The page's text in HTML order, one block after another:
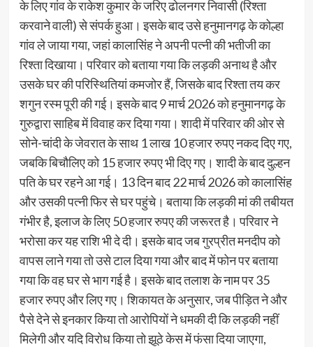
के लिए गांव के राकेश कुमार के जरिए ढोलनगर निवासी (रिश्ता
करवाने वाली) से संपर्क हुआ। इसके बाद उसे हनुमानगढ़ के कोल्हा
गांव ले जाया गया, जहां कालासिंह ने अपनी पत्नी की भतीजी का
रिश्ता दिखाया। परिवार को बताया गया कि लड़की अनाथ है और
उसके घर की परिस्थितियां कमजोर हैं, जिसके बाद रिश्ता तय कर
शगुन रस्म पूरी की गई। इसके बाद 9 मार्च 2026 को हनुमानगढ़ के
गुरुद्वारा साहिब में विवाह कर दिया गया। शादी में परिवार की ओर से
सोने-चांदी के जेवरात के साथ 1 लाख 10 हजार रुपए नकद दिए गए,
जबकि बिचौलिए को 15 हजार रुपए भी दिए गए। शादी के बाद दुल्हन
पति के घर रहने आ गई। 13 दिन बाद 22 मार्च 2026 को कालासिंह
और उसकी पत्नी फिर से घर पहुंचे। बताया कि लड़की मां की तबीयत
गंभीर है, इलाज के लिए 50 हजार रुपए की जरूरत है। परिवार ने
भरोसा कर यह राशि भी दे दी। इसके बाद जब गुरप्रीत मनदीप को
वापस लाने गया तो उसे टाल दिया गया और बाद में फोन पर बताया
गया कि वह घर से भाग गई है। इसके बाद तलाश के नाम पर 35
हजार रुपए और लिए गए। शिकायत के अनुसार, जब पीड़ित ने और
पैसे देने से इनकार किया तो आरोपियों ने धमकी दी कि लड़की नहीं
मिलेगी और यदि विरोध किया तो झूठे केस में फंसा दिया जाएगा,